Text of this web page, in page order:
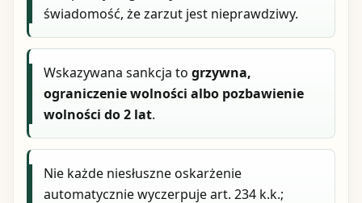
świadomość, że zarzut jest nieprawdziwy.
Wskazywana sankcja togrzywna,
ograniczenie wolności albo pozbawienie
wolności do 2 lat.
Nie każde niesłuszne oskarżenie
automatycznie wyczerpuje art. 234 k.k.;